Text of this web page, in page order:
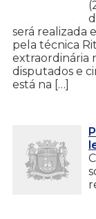
será realizada
pela técnica
extraordinária
disputados e
está na […]